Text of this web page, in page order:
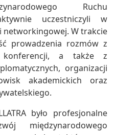
Ruchu
uczestniczyli w
networkingowej. W trakcie
prowadzenia rozmów z
a także z
organizacji
akademickich oraz
było profesjonalne
międzynarodowego